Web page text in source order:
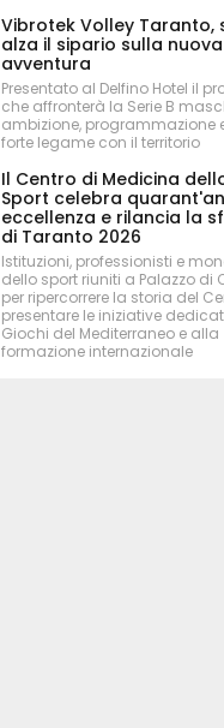
Vibrotek Volley Taranto,
alza il sipario sulla nuova
avventura
Presentato al Delfino Hotel il
che affronterà la Serie B
ambizione, programmazione
forte legame con il territorio
Il Centro di Medicina
Sport celebra
eccellenza e rilancia la
di Taranto 2026
Istituzioni, professionisti e
dello sport riuniti a Palazzo di
per ripercorrere la storia del
presentare le iniziative
Giochi del Mediterraneo e alla
formazione internazionale